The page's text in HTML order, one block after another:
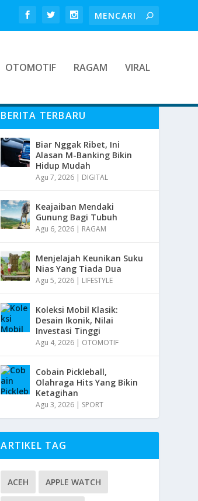
OTOMOTIF RAGAM VIRAL
BERITA TERBARU
Biar Nggak Ribet, Ini
Alasan M-Banking Bikin
Hidup Mudah
Agu 7, 2026 | DIGITAL
Keajaiban Mendaki
Gunung Bagi Tubuh
Agu 6, 2026 | RAGAM
Menjelajah Keunikan Suku
Nias Yang Tiada Dua
Agu 5, 2026 | LIFESTYLE
Koleksi Mobil Klasik:
Desain Ikonik, Nilai
Investasi Tinggi
Agu 4, 2026 | OTOMOTIF
Cobain Pickleball,
Olahraga Hits Yang Bikin
Ketagihan
Agu 3, 2026 | SPORT
ARTIKEL TAG
ACEH APPLE WATCH